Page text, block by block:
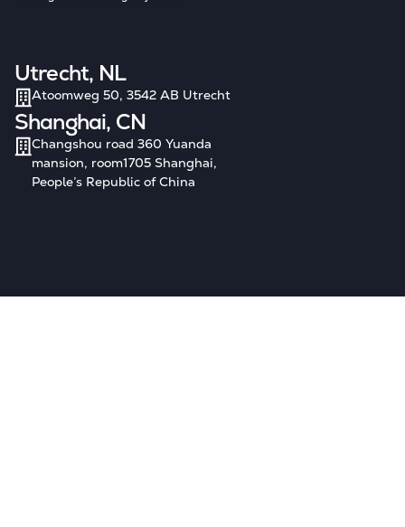
Utrecht, NL
Atoomweg 50, 3542 AB Utrecht
Shanghai, CN
Changshou road 360 Yuanda
mansion, room1705 Shanghai,
People’s Republic of China